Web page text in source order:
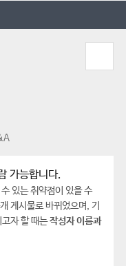
가능합니다.
있는 취약점이 있을 수
게시물로 바뀌었으며, 기
고자 할 때는작성자 이름과